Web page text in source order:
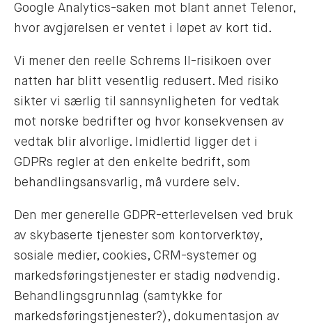
Google Analytics-saken mot blant annet Telenor,
hvor avgjørelsen er ventet i løpet av kort tid.
Vi mener den reelle Schrems II-risikoen over
natten har blitt vesentlig redusert. Med risiko
sikter vi særlig til sannsynligheten for vedtak
mot norske bedrifter og hvor konsekvensen av
vedtak blir alvorlige. Imidlertid ligger det i
GDPRs regler at den enkelte bedrift, som
behandlingsansvarlig, må vurdere selv.
Den mer generelle GDPR-etterlevelsen ved bruk
av skybaserte tjenester som kontorverktøy,
sosiale medier, cookies, CRM-systemer og
markedsføringstjenester er stadig nødvendig.
Behandlingsgrunnlag (samtykke for
markedsføringstjenester?), dokumentasjon av